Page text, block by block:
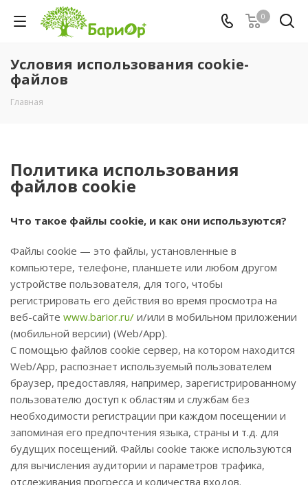
0
Условия использования cookie-
файлов
Главная
Политика использования
файлов cookie
Что такое файлы cookie, и как они используются?
Файлы cookie — это файлы, установленные в
компьютере, телефоне, планшете или любом другом
устройстве пользователя, для того, чтобы
регистрировать его действия во время просмотра на
веб-сайте www.barior.ru/ и/или в мобильном приложении
(мобильной версии) (Web/App).
С помощью файлов cookie сервер, на котором находится
Web/App, распознает используемый пользователем
браузер, предоставляя, например, зарегистрированному
пользователю доступ к областям и службам без
необходимости регистрации при каждом посещении и
запоминая его предпочтения языка, страны и т.д. для
будущих посещений. Файлы cookie также используются
для вычисления аудитории и параметров трафика,
отслеживания прогресса и количества входов.